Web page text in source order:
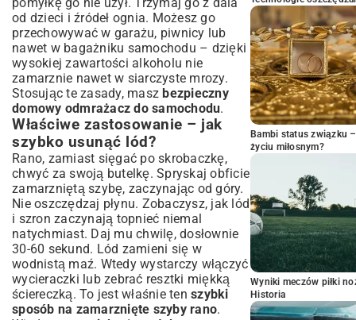
od dzieci i źródeł ognia. Możesz go
przechowywać w garażu, piwnicy lub
nawet w bagażniku samochodu – dzięki
wysokiej zawartości alkoholu nie
zamarznie nawet w siarczyste mrozy.
Stosując te zasady, maszbezpieczny
domowy odmrażacz do samochodu.
Właściwe zastosowanie – jak
szybko usunąć lód?
Rano, zamiast sięgać po skrobaczkę,
chwyć za swoją butelkę. Spryskaj obficie
zamarzniętą szybę, zaczynając od góry.
Nie oszczędzaj płynu. Zobaczysz, jak lód
i szron zaczynają topnieć niemal
natychmiast. Daj mu chwilę, dosłownie
30-60 sekund. Lód zamieni się w
wodnistą maź. Wtedy wystarczy włączyć
wycieraczki lub zebrać resztki miękką
ściereczką. To jest właśnie ten szybki
sposób na zamarznięte szyby rano.
Bambi status związku
życiu miłosnym?
Wyniki meczów piłki
Historia